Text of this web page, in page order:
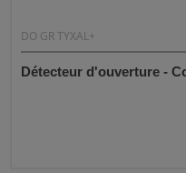
DO GR TYXAL+
Détecteur d'ouverture -